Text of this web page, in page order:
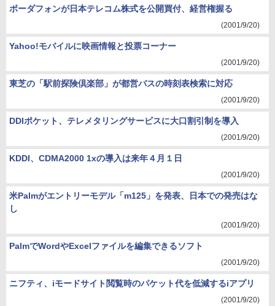
ボーダフォンが日本テレコム株式を公開買付、経営権握る
(2001/9/20)
Yahoo!モバイルに映画情報と投票コーナー
(2001/9/20)
東芝の「駅前探険倶楽部」が都営バスの時刻表検索に対応
(2001/9/20)
DDIポケット、テレメタリングサービスに大口割引制を導入
(2001/9/20)
KDDI、CDMA2000 1xの導入は来年４月１日
(2001/9/20)
米Palmがエントリーモデル「m125」を発表、日本での発売はな
し
(2001/9/20)
PalmでWordやExcelファイルを編集できるソフト
(2001/9/20)
ニフティ、iモードサイト閲覧時のパケット代を低減するiアプリ
(2001/9/20)